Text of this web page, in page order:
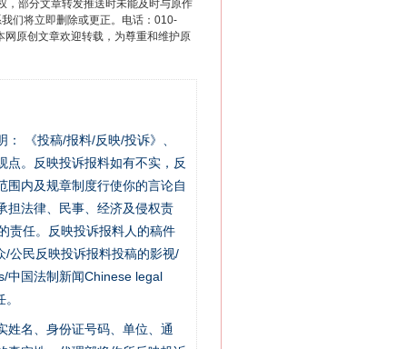
，部分文章转发推送时未能及时与原作
们将立即删除或更正。电话：010-
原创文章欢迎转载，为尊重和维护原
《投稿/报料/反映/投诉》、
点。反映投诉报料如有不实，反
围内及规章制度行使你的言论自
担法律、民事、经济及侵权责
责任。反映投诉报料人的稿件
/公民反映投诉报料投稿的影视/
中国法制新闻Chinese legal
姓名、身份证号码、单位、通